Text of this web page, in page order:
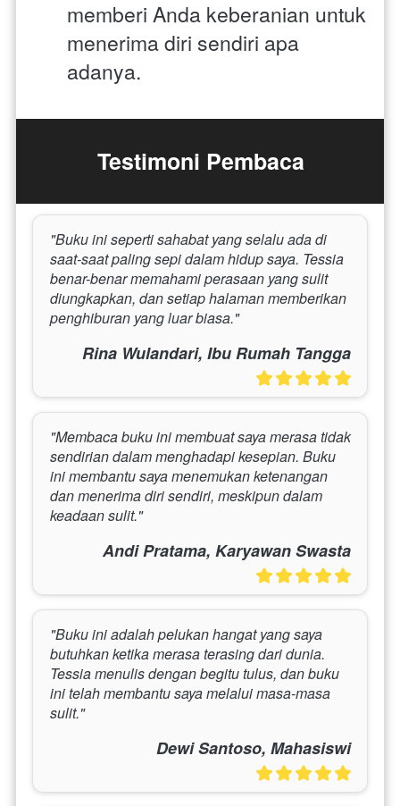
memberi Anda keberanian untuk
menerima diri sendiri apa
adanya.
Testimoni Pembaca
"Buku ini seperti sahabat yang selalu ada di
saat-saat paling sepi dalam hidup saya. Tessia
benar-benar memahami perasaan yang sulit
diungkapkan, dan setiap halaman memberikan
penghiburan yang luar biasa."
Rina Wulandari, Ibu Rumah Tangga
"Membaca buku ini membuat saya merasa tidak
sendirian dalam menghadapi kesepian. Buku
ini membantu saya menemukan ketenangan
dan menerima diri sendiri, meskipun dalam
keadaan sulit."
Andi Pratama, Karyawan Swasta
"Buku ini adalah pelukan hangat yang saya
butuhkan ketika merasa terasing dari dunia.
Tessia menulis dengan begitu tulus, dan buku
ini telah membantu saya melalui masa-masa
sulit."
Dewi Santoso, Mahasiswi